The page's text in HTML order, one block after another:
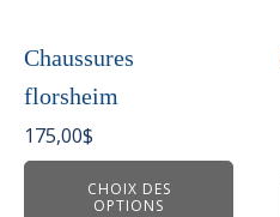
Chaussures
florsheim
175,00$
CHOIX DES
OPTIONS
variations.
options
peuvent
être